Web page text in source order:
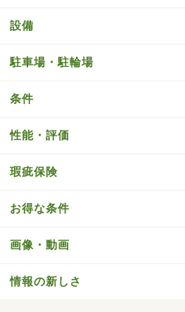
設備
駐車場・駐輪場
条件
性能・評価
瑕疵保険
お得な条件
画像・動画
情報の新しさ